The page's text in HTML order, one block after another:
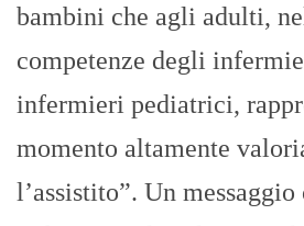
bambini che agli adulti,
competenze degli
infermieri pediatrici,
momento altamente
l’assistito”. Un messaggio